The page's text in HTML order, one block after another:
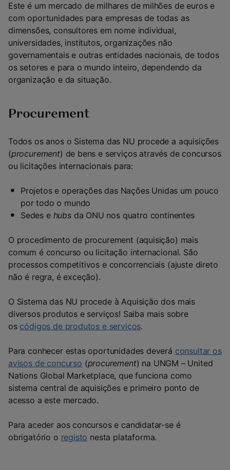
Este é um mercado de milhares de milhões de euros e
com oportunidades para empresas de todas as
dimensões, consultores em nome individual,
universidades, institutos, organizações não
governamentais e outras entidades nacionais, de todos
os setores e para o mundo inteiro, dependendo da
organização e da situação.
Procurement
Todos os anos o Sistema das NU procede a aquisições
(procurement) de bens e serviços através de concursos
ou licitações internacionais para:
Projetos e operações das Nações Unidas um pouco
por todo o mundo
Sedes e hubsda ONU nos quatro continentes
O procedimento de procurement (aquisição) mais
comum é concurso ou licitação internacional. São
processos competitivos e concorrenciais (ajuste direto
não é regra, é exceção).
O Sistema das NU procede à Aquisição dos mais
diversos produtos e serviços! Saiba mais sobre
os códigos de produtos e serviços.
Para conhecer estas oportunidades deverá consultar os
avisos de concurso (procurement) na UNGM – United
Nations Global Marketplace, que funciona como
sistema central de aquisições e primeiro ponto de
acesso a este mercado.
Para aceder aos concursos e candidatar-se é
obrigatório o registo nesta plataforma.